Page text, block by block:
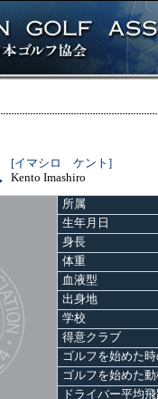
[イマシロ ケント]
Kento Imashiro
所属
生年月日
身長
体重
血液型
出身地
学校
得意クラブ
ゴルフを始めた
ゴルフを始めた
ドライバー平均